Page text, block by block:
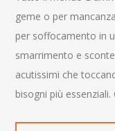
geme o per
per soffocamento in
smarrimento e
acutissimi che
bisogni più